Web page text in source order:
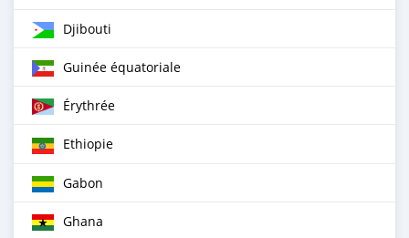
Djibouti
Guinée équatoriale
Érythrée
Ethiopie
Gabon
Ghana